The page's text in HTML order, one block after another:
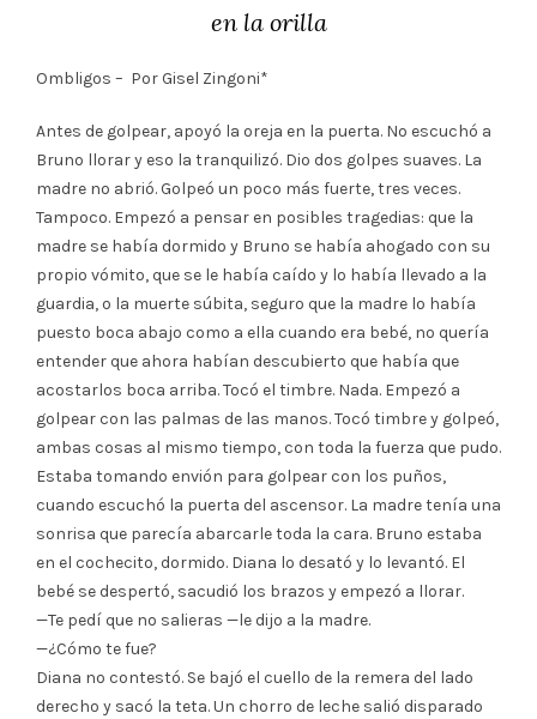
en la orilla
Ombligos – Por Gisel Zingoni*
Antes de golpear, apoyó la oreja en la puerta. No escuchó a
Bruno llorar y eso la tranquilizó. Dio dos golpes suaves. La
madre no abrió. Golpeó un poco más fuerte, tres veces.
Tampoco. Empezó a pensar en posibles tragedias: que la
madre se había dormido y Bruno se había ahogado con su
propio vómito, que se le había caído y lo había llevado a la
guardia, o la muerte súbita, seguro que la madre lo había
puesto boca abajo como a ella cuando era bebé, no quería
entender que ahora habían descubierto que había que
acostarlos boca arriba. Tocó el timbre. Nada. Empezó a
golpear con las palmas de las manos. Tocó timbre y golpeó,
ambas cosas al mismo tiempo, con toda la fuerza que pudo.
Estaba tomando envión para golpear con los puños,
cuando escuchó la puerta del ascensor. La madre tenía una
sonrisa que parecía abarcarle toda la cara. Bruno estaba
en el cochecito, dormido. Diana lo desató y lo levantó. El
bebé se despertó, sacudió los brazos y empezó a llorar.
—Te pedí que no salieras —le dijo a la madre.
—¿Cómo te fue?
Diana no contestó. Se bajó el cuello de la remera del lado
derecho y sacó la teta. Un chorro de leche salió disparado